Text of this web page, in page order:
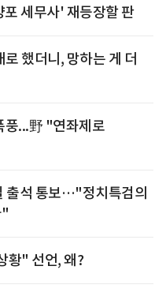
세무사' 재등장할 판
했더니, 망하는 게 더
풍...野 "연좌제로
출석 통보…"정치특검의
"
황" 선언, 왜?